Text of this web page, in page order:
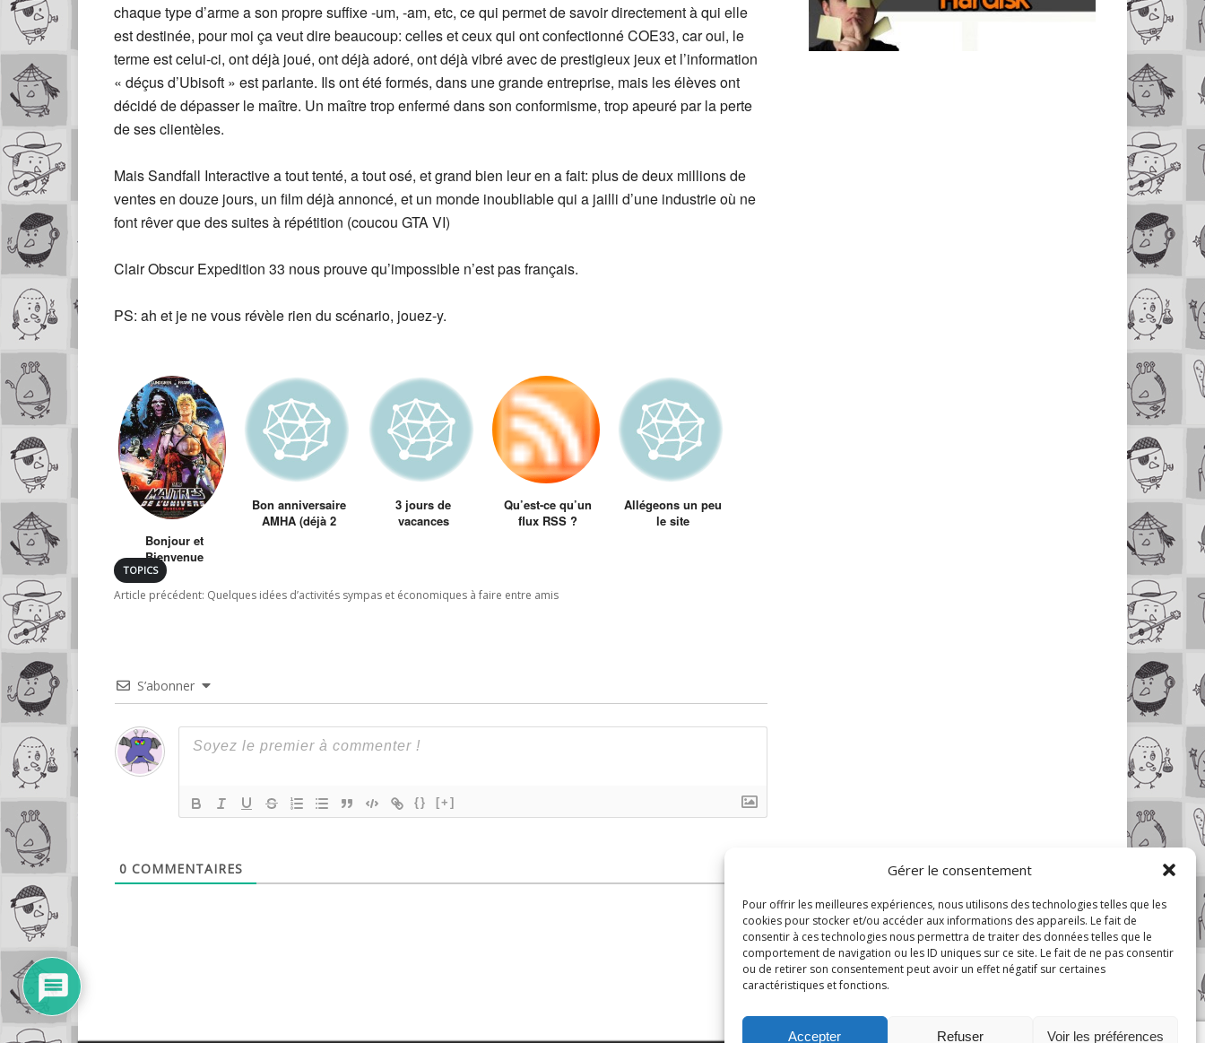
Gérer le consentement
Pour offrir les meilleures expériences, nous utilisons des technologies telles que les
cookies pour stocker et/ou accéder aux informations des appareils. Le fait de
consentir à ces technologies nous permettra de traiter des données telles que le
comportement de navigation ou les ID uniques sur ce site. Le fait de ne pas consentir
ou de retirer son consentement peut avoir un effet négatif sur certaines
caractéristiques et fonctions.
Accepter Refuser Voir les préférences
chaque type d’arme a son propre suffixe -um, -am, etc, ce qui permet de savoir directement à qui elle
est destinée, pour moi ça veut dire beaucoup: celles et ceux qui ont confectionné COE33, car oui, le
terme est celui-ci, ont déjà joué, ont déjà adoré, ont déjà vibré avec de prestigieux jeux et l’information
« déçus d’Ubisoft » est parlante. Ils ont été formés, dans une grande entreprise, mais les élèves ont
décidé de dépasser le maître. Un maître trop enfermé dans son conformisme, trop apeuré par la perte
de ses clientèles.
Mais Sandfall Interactive a tout tenté, a tout osé, et grand bien leur en a fait: plus de deux millions de
ventes en douze jours, un film déjà annoncé, et un monde inoubliable qui a jailli d’une industrie où ne
font rêver que des suites à répétition (coucou GTA VI)
Clair Obscur Expedition 33 nous prouve qu’impossible n’est pas français.
PS: ah et je ne vous révèle rien du scénario, jouez-y.
Bonjour et
Bienvenue
Bon anniversaire
AMHA (déjà 2
3 jours de
vacances
Qu’est-ce qu’un
flux RSS ?
Allégeons un peu
le site
TOPICS
Article précédent: Quelques idées d’activités sympas et économiques à faire entre amis
S’abonner
{} [+]
0 COMMENTAIRES